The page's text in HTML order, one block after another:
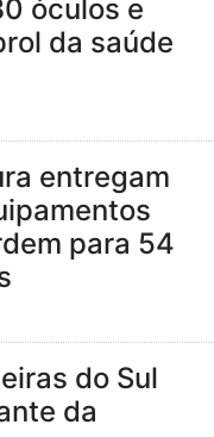
óculos e
da saúde
entregam
para 54
do Sul
da